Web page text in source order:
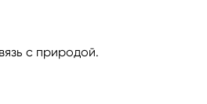
с природой.